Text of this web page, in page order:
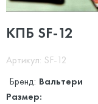
КПБ SF-12
Артикул: SF-12
Бренд: Вальтери
Размер: